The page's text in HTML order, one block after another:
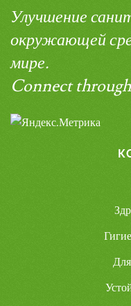
Улучшение
окружающей
мире.
Connect